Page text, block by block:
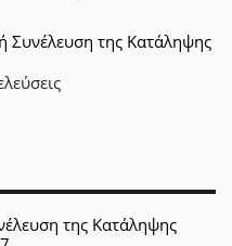
Συνέλευση της Κατάληψης
της Κατάληψης